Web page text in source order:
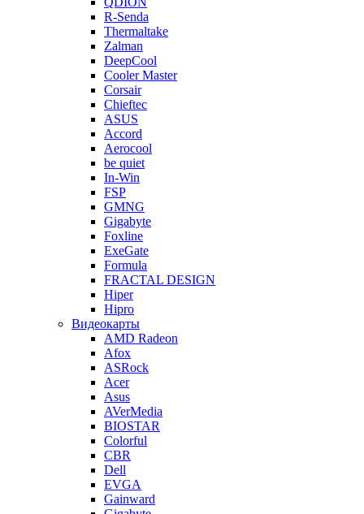
R-Senda
Thermaltake
Zalman
DeepCool
Cooler Master
Corsair
Chieftec
ASUS
Accord
Aerocool
be quiet
In-Win
FSP
GMNG
Gigabyte
Foxline
ExeGate
Formula
FRACTAL DESIGN
Hiper
Hipro
Видеокарты
AMD Radeon
Afox
ASRock
Acer
Asus
AVerMedia
BIOSTAR
Colorful
CBR
Dell
EVGA
Gainward